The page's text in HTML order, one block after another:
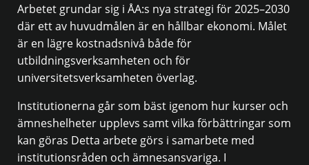
Arbetet grundar sig i ÅA:s nya strategi för 2025–2030
där ett av huvudmålen är en hållbar ekonomi. Målet
är en lägre kostnadsnivå både för
utbildningsverksamheten och för
universitetsverksamheten överlag.
Institutionerna går som bäst igenom hur kurser och
ämneshelheter upplevs samt vilka förbättringar som
kan göras Detta arbete görs i samarbete med
institutionsråden och ämnesansvariga. I